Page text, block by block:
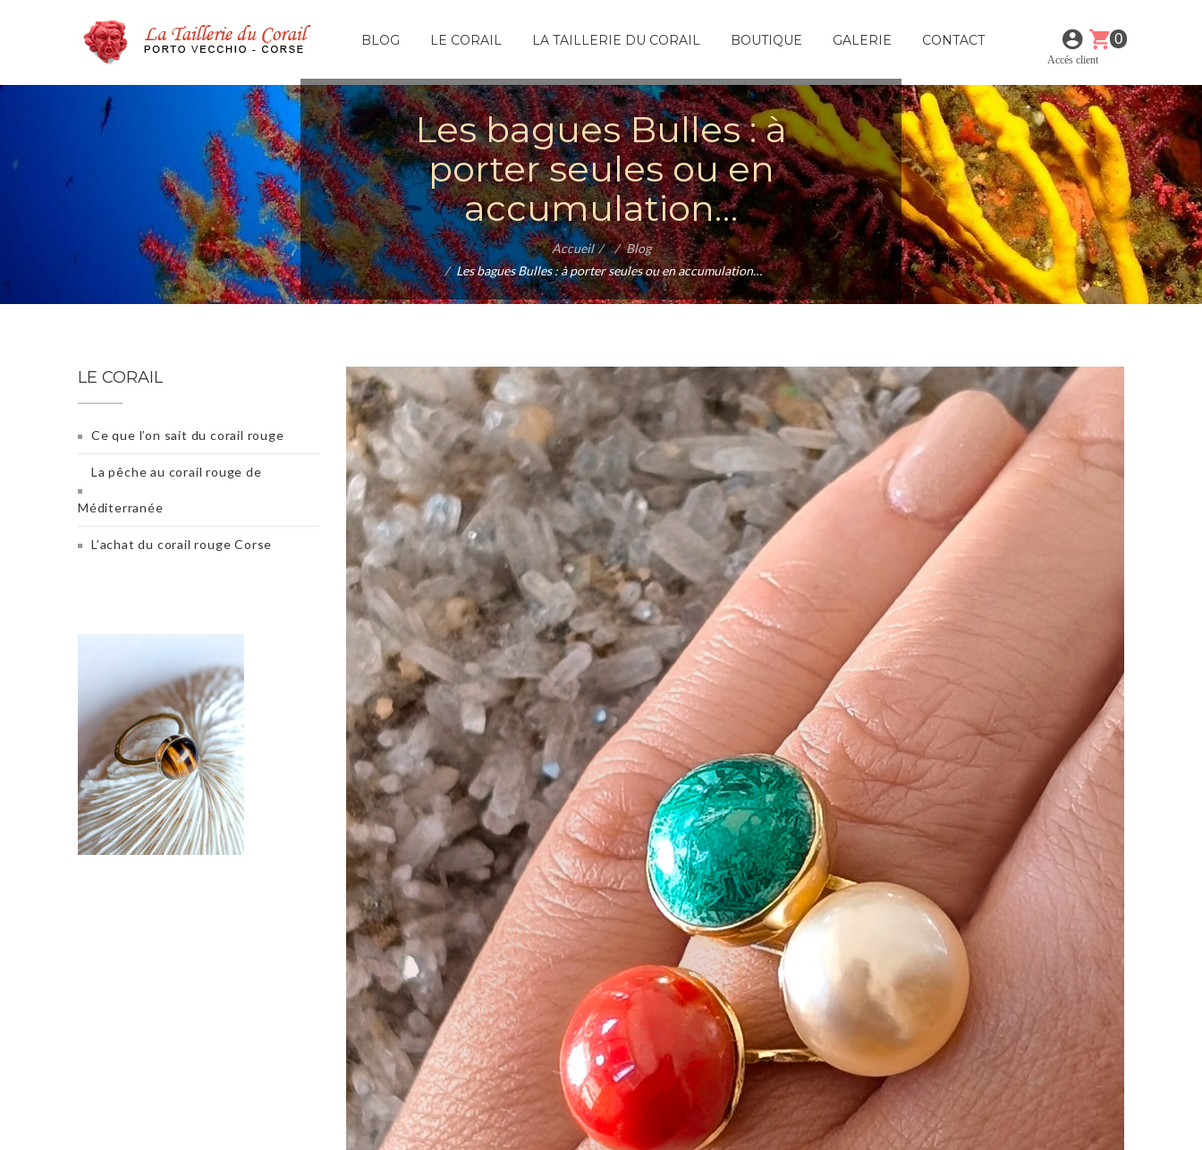
BLOG LE CORAIL LA TAILLERIE DU CORAIL BOUTIQUE GALERIE CONTACT 0
Accés client
Les bagues Bulles : à
porter seules ou en
accumulation…
Accueil
Blog
Les bagues Bulles : à porter seules ou en accumulation…
LE CORAIL
Ce que l’on sait du corail rouge
La pêche au corail rouge de
Méditerranée
L’achat du corail rouge Corse